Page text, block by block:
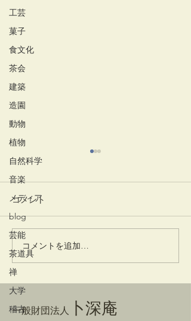
工芸
菓子
食文化
茶会
建築
造園
動物
植物
自然科学
音楽
メディア
blog
芸能
茶道具
禅
大学
稽古
竹蒔絵溜棗
コメント
コメントを追加…
一般財団法人 卜深庵